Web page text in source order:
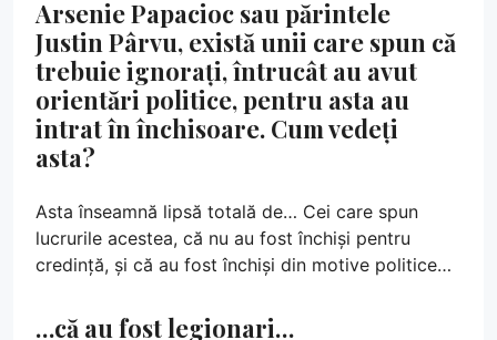
Arsenie Papacioc sau părintele
Justin Pârvu, există unii care spun că
trebuie ignorați, întrucât au avut
orientări politice, pentru asta au
intrat în închisoare. Cum vedeți
asta?
Asta înseamnă lipsă totală de… Cei care spun
lucrurile acestea, că nu au fost închiși pentru
credință, și că au fost închiși din motive politice…
…că au fost legionari…